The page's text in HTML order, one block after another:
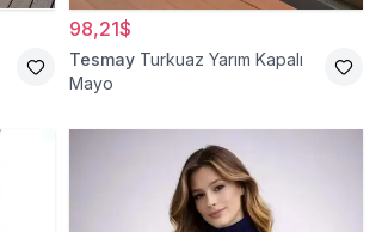
98,21$
Tesmay Turkuaz Yarım Kapalı
Mayo